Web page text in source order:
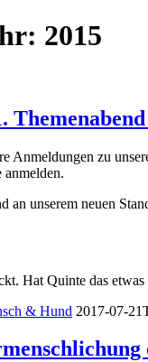
2015
zu
anmelden.
an unserem neuen
Hat Quinte das
& Hund 2017-07-